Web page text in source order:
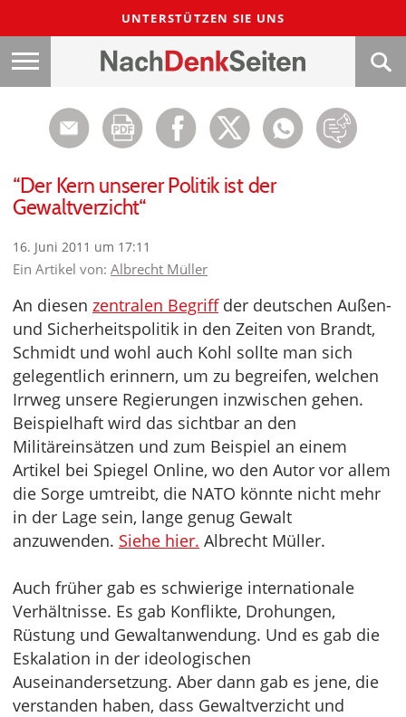
UNTERSTÜTZEN SIE UNS
“Der Kern unserer Politik ist der
Gewaltverzicht“
16. Juni 2011 um 17:11
Ein Artikel von: Albrecht Müller
An diesen zentralen Begriffder deutschen Außen-
und Sicherheitspolitik in den Zeiten von Brandt,
Schmidt und wohl auch Kohl sollte man sich
gelegentlich erinnern, um zu begreifen, welchen
Irrweg unsere Regierungen inzwischen gehen.
Beispielhaft wird das sichtbar an den
Militäreinsätzen und zum Beispiel an einem
Artikel bei Spiegel Online, wo den Autor vor allem
die Sorge umtreibt, die NATO könnte nicht mehr
in der Lage sein, lange genug Gewalt
anzuwenden. Siehe hier. Albrecht Müller.
Auch früher gab es schwierige internationale
Verhältnisse. Es gab Konflikte, Drohungen,
Rüstung und Gewaltanwendung. Und es gab die
Eskalation in der ideologischen
Auseinandersetzung. Aber dann gab es jene, die
verstanden haben, dass Gewaltverzicht und